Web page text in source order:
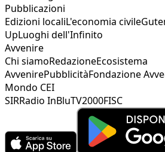
Pubblicazioni
Edizioni localiL'economia civile
UpLuoghi dell'Infinito
Avvenire
Chi siamoRedazioneEcosistema
AvvenirePubblicitàFondazione
Mondo CEI
SIRRadio InBluTV2000FISC